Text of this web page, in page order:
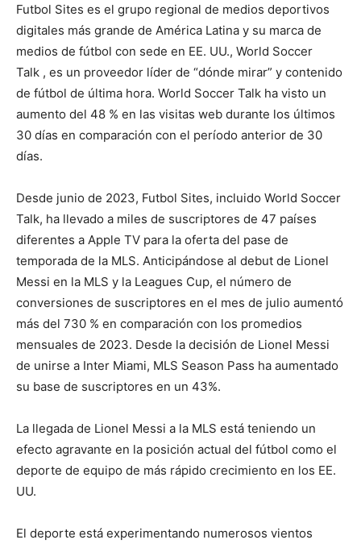
Futbol Sites es el grupo regional de medios deportivos
digitales más grande de América Latina y su marca de
medios de fútbol con sede en EE. UU., World Soccer
Talk , es un proveedor líder de “dónde mirar” y contenido
de fútbol de última hora. World Soccer Talk ha visto un
aumento del 48 % en las visitas web durante los últimos
30 días en comparación con el período anterior de 30
días.
Desde junio de 2023, Futbol Sites, incluido World Soccer
Talk, ha llevado a miles de suscriptores de 47 países
diferentes a Apple TV para la oferta del pase de
temporada de la MLS. Anticipándose al debut de Lionel
Messi en la MLS y la Leagues Cup, el número de
conversiones de suscriptores en el mes de julio aumentó
más del 730 % en comparación con los promedios
mensuales de 2023. Desde la decisión de Lionel Messi
de unirse a Inter Miami, MLS Season Pass ha aumentado
su base de suscriptores en un 43%.
La llegada de Lionel Messi a la MLS está teniendo un
efecto agravante en la posición actual del fútbol como el
deporte de equipo de más rápido crecimiento en los EE.
UU.
El deporte está experimentando numerosos vientos